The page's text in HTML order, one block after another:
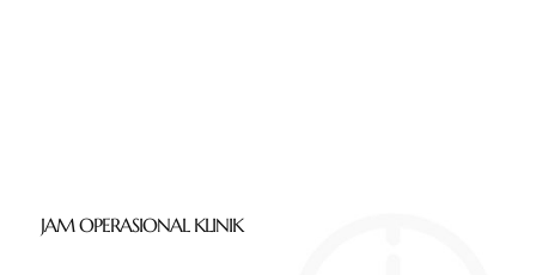
JAM OPERASIONAL KLINIK